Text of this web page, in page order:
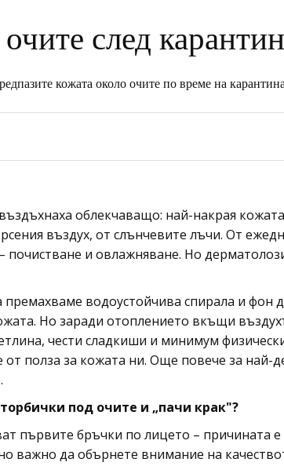
след
кожата около очите по време на
облекчаващо: най-накрая
въздух, от слънчевите лъчи. От
почистване и овлажняване. Но
водоустойчива спирала и фон
Но заради отоплението вкъщи
чести сладкиши и минимум
от полза за кожата ни. Още повече за най-
под очите и „пачи крак"?
първите бръчки по лицето – причината е
важно да обърнете внимание на